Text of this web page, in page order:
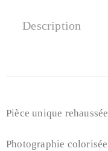
Description
Pièce unique
Photographie